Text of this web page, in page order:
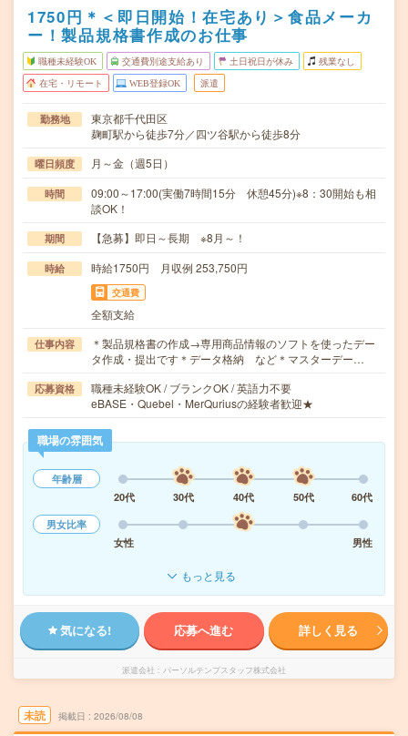
1750円＊＜即日開始！在宅あり＞食品メーカ
ー！製品規格書作成のお仕事
職種未経験OK 交通費別途支給あり 土日祝日が休み 残業なし
在宅・リモート WEB登録OK 派遣
勤務地
東京都千代田区
麹町駅から徒歩7分／四ツ谷駅から徒歩8分
曜日頻度 月～金（週5日）
時間
09:00～17:00(実働7時間15分 休憩45分)※8：30開始も相
談OK！
期間 【急募】即日～長期 ※8月～！
時給 時給1750円 月収例 253,750円
交通費
全額支給
仕事内容
＊製品規格書の作成→専用商品情報のソフトを使ったデー
タ作成・提出です＊データ格納 など＊マスターデー…
応募資格
職種未経験OK / ブランクOK / 英語力不要
eBASE・Quebel・MerQuriusの経験者歓迎★
職場の雰囲気
年齢層
20代
30代 40代 50代
60代
男女比率
女性
男性
もっと見る
気になる! 応募へ進む 詳しく見る
派遣会社 パーソルテンプスタッフ株式会社
未読 掲載日 2026/08/08